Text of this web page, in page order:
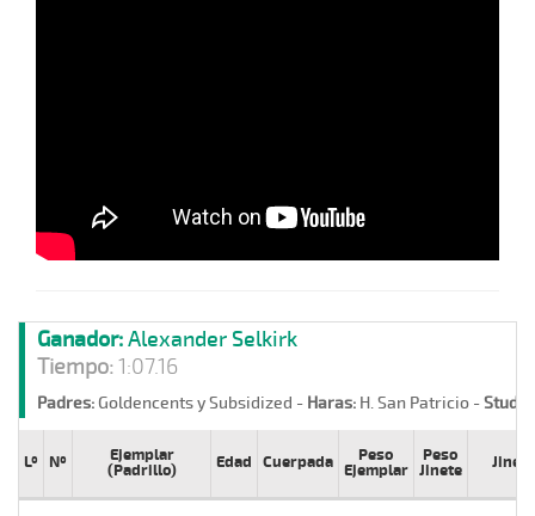
Ganador:Alexander Selkirk
Tiempo:1:07.16
Padres:Goldencents y Subsidized - Haras: H. San Patricio -Stud:
Lº Nº
Ejemplar
(Padrillo)
Edad Cuerpada
Peso
Ejemplar
Peso
Jinete
Jinete